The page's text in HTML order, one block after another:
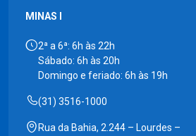
MINAS I
2ª a 6ª: 6h às 22h
Sábado: 6h às 20h
Domingo e feriado: 6h às 19h
(31) 3516-1000
Rua da Bahia, 2.244 – Lourdes –